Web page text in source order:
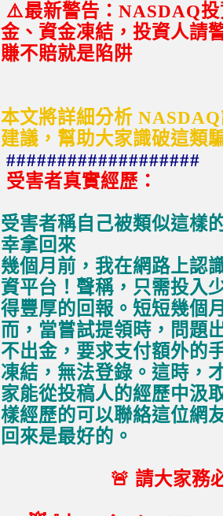
⚠️最新警告：NASDAQ
金、資金凍結，投資人請
賺不賠就是陷阱
本文將詳細分析
建議，幫助大家識破這類
###################
受害者真實經歷：
受害者稱自己被類似這樣
幸拿回來
幾個月前，我在網路上認
資平台！聲稱，只需投入
得豐厚的回報。短短幾個
而，當嘗試提領時，問題
不出金，要求支付額外的
凍結，無法登錄。這時，
家能從投稿人的經歷中汲
樣經歷的可以聯絡這位網
回來是最好的。
🚨 請大家務必